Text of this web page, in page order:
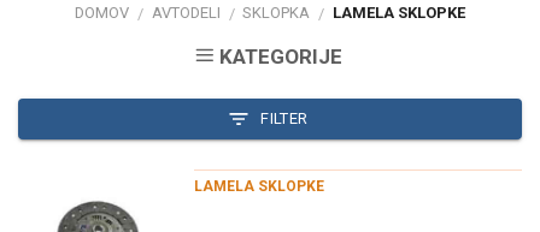
DOMOV / AVTODELI / SKLOPKA / LAMELA SKLOPKE
KATEGORIJE
FILTER
LAMELA SKLOPKE